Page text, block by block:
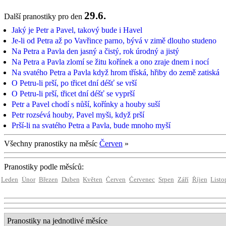
Další pranostiky pro den 29.6.
Jaký je Petr a Pavel, takový bude i Havel
Je-li od Petra až po Vavřince parno, bývá v zimě dlouho studeno
Na Petra a Pavla den jasný a čistý, rok úrodný a jistý
Na Petra a Pavla zlomí se žitu kořínek a ono zraje dnem i nocí
Na svatého Petra a Pavla když hrom tříská, hřiby do země zatiská
O Petru-li prší, po třicet dní déšť se vrší
O Petru-li prší, třicet dní déšť se vyprší
Petr a Pavel chodí s nůší, kořínky a houby suší
Petr rozsévá houby, Pavel myši, když prší
Prší-li na svatého Petra a Pavla, bude mnoho myší
Všechny pranostiky na měsíc Červen »
Pranostiky podle měsíců:
Leden Únor Březen Duben Květen Červen Červenec Srpen Září Říjen
Pranostiky na jednotlivé měsíce